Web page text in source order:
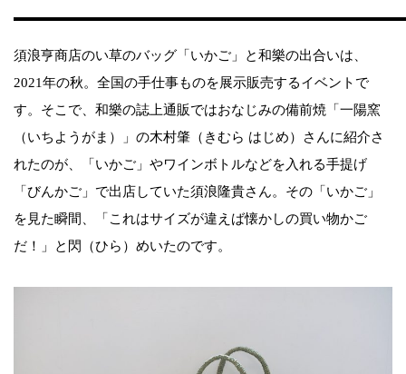
須浪亨商店のい草のバッグ「いかご」と和樂の出合いは、
2021年の秋。全国の手仕事ものを展示販売するイベントで
す。そこで、和樂の誌上通販ではおなじみの備前焼「一陽窯
（いちようがま）」の木村肇（きむら はじめ）さんに紹介さ
れたのが、「いかご」やワインボトルなどを入れる手提げ
「びんかご」で出店していた須浪隆貴さん。その「いかご」
を見た瞬間、「これはサイズが違えば懐かしの買い物かご
だ！」と閃（ひら）めいたのです。